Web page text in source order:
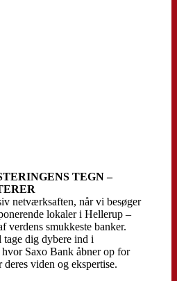
TEGN –
netværksaften, når vi besøger
lokaler i Hellerup –
verdens smukkeste banker.
dig dybere ind i
Saxo Bank åbner op for
viden og ekspertise.